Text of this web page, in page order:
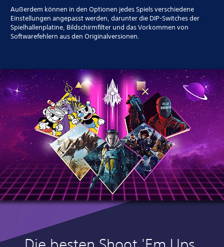
Außerdem können in den Optionen jedes Spiels verschiedene
Einstellungen angepasst werden, darunter die DIP-Switches der
Spielhallenplatine, Bildschirmfilter und das Vorkommen von
Softwarefehlern aus den Originalversionen.